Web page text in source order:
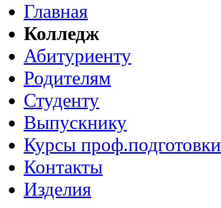
Главная
Колледж
Абитуриенту
Родителям
Студенту
Выпускнику
Курсы проф.подготовки
Контакты
Изделия